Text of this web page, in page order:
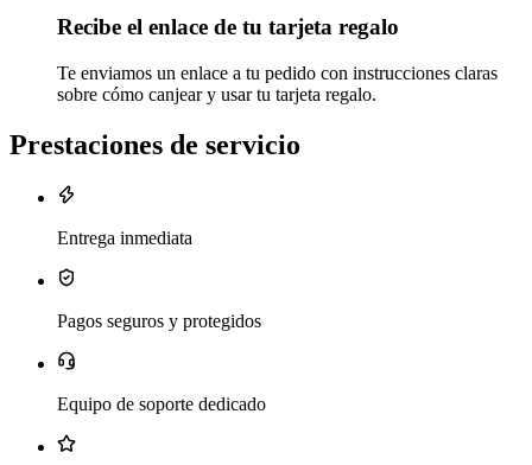
Recibe el enlace de tu tarjeta regalo
Te enviamos un enlace a tu pedido con instrucciones claras
sobre cómo canjear y usar tu tarjeta regalo.
Prestaciones de servicio
Entrega inmediata
Pagos seguros y protegidos
Equipo de soporte dedicado